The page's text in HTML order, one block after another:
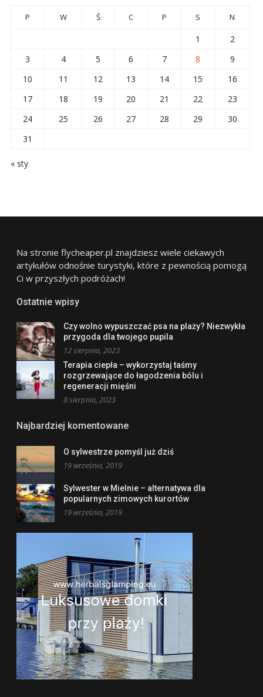
P W Ś C P S N
1
2
3
4 5 6 7 8
9
10
11 12 13 14 15
16
17
18 19 20 21 22
23
24
25 26 27 28 29
30
31
« sty
Na stronie flycheaper.pl znajdziesz wiele ciekawych
artykułów odnośnie turystyki, które z pewnością pomogą
Ci w przyszłych podróżach!
Ostatnie wpisy
Czy wolno wypuszczać psa na plaży? Niezwykła
przygoda dla twojego pupila
12 sierpnia, 2023
Terapia ciepła – wykorzystaj taśmy
rozgrzewające do łagodzenia bólu i
regeneracji mięśni
8 sierpnia, 2023
Najbardziej komentowane
O sylwestrze pomyśl już dziś
19 września, 2019
Sylwester w Mielnie – alternatywa dla
popularnych zimowych kurortów
19 września, 2019